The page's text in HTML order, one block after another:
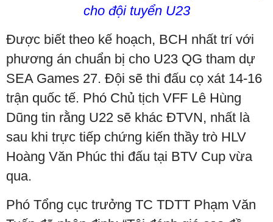
cho đội tuyển U23
Được biết theo kế hoạch, BCH nhất trí với
phương án chuẩn bị cho U23 QG tham dự
SEA Games 27. Đội sẽ thi đấu cọ xát 14-16
trận quốc tế. Phó Chủ tịch VFF Lê Hùng
Dũng tin rằng U22 sẽ khác ĐTVN, nhất là
sau khi trực tiếp chứng kiến thầy trò HLV
Hoàng Văn Phúc thi đấu tại BTV Cup vừa
qua.
Phó Tổng cục trưởng TC TDTT Phạm Văn